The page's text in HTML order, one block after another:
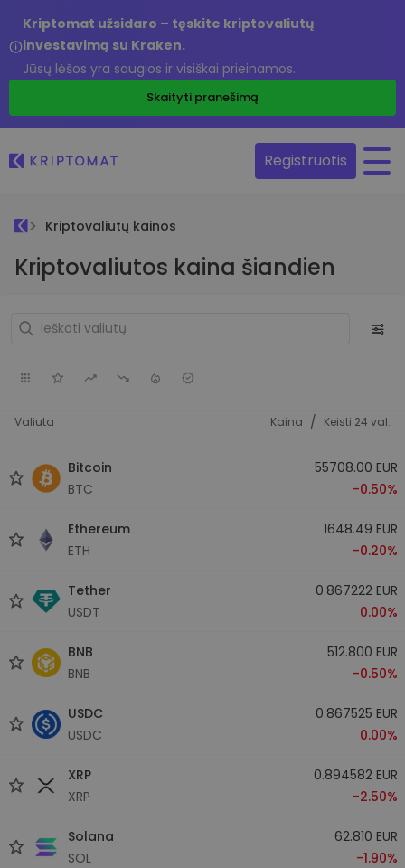
Kriptomat užsidaro – tęskite kriptovaliutų
investavimą su Kraken.
Jūsų lėšos yra saugios ir visiškai prieinamos.
Skaityti pranešimą
Registruotis
Kriptovaliutų kainos
Kriptovaliutos kaina šiandien
Valiuta Kaina / Keisti 24 val.
Bitcoin
BTC
55708.00 EUR
-0.50%
Ethereum
ETH
1648.49 EUR
-0.20%
Tether
USDT
0.867222 EUR
0.00%
BNB
BNB
512.800 EUR
-0.50%
USDC
USDC
0.867525 EUR
0.00%
XRP
XRP
0.894582 EUR
-2.50%
Solana
SOL
62.810 EUR
-1.90%